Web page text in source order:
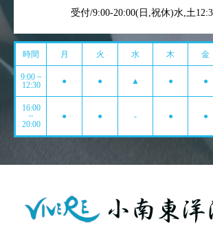
受付/9:00-20:00(日,祝休)水,土
時間 月 火 水 木 金
9:00 ~
12:30
● ● ▲ ● ●
16:00
~
20:00
● ● - ● ●